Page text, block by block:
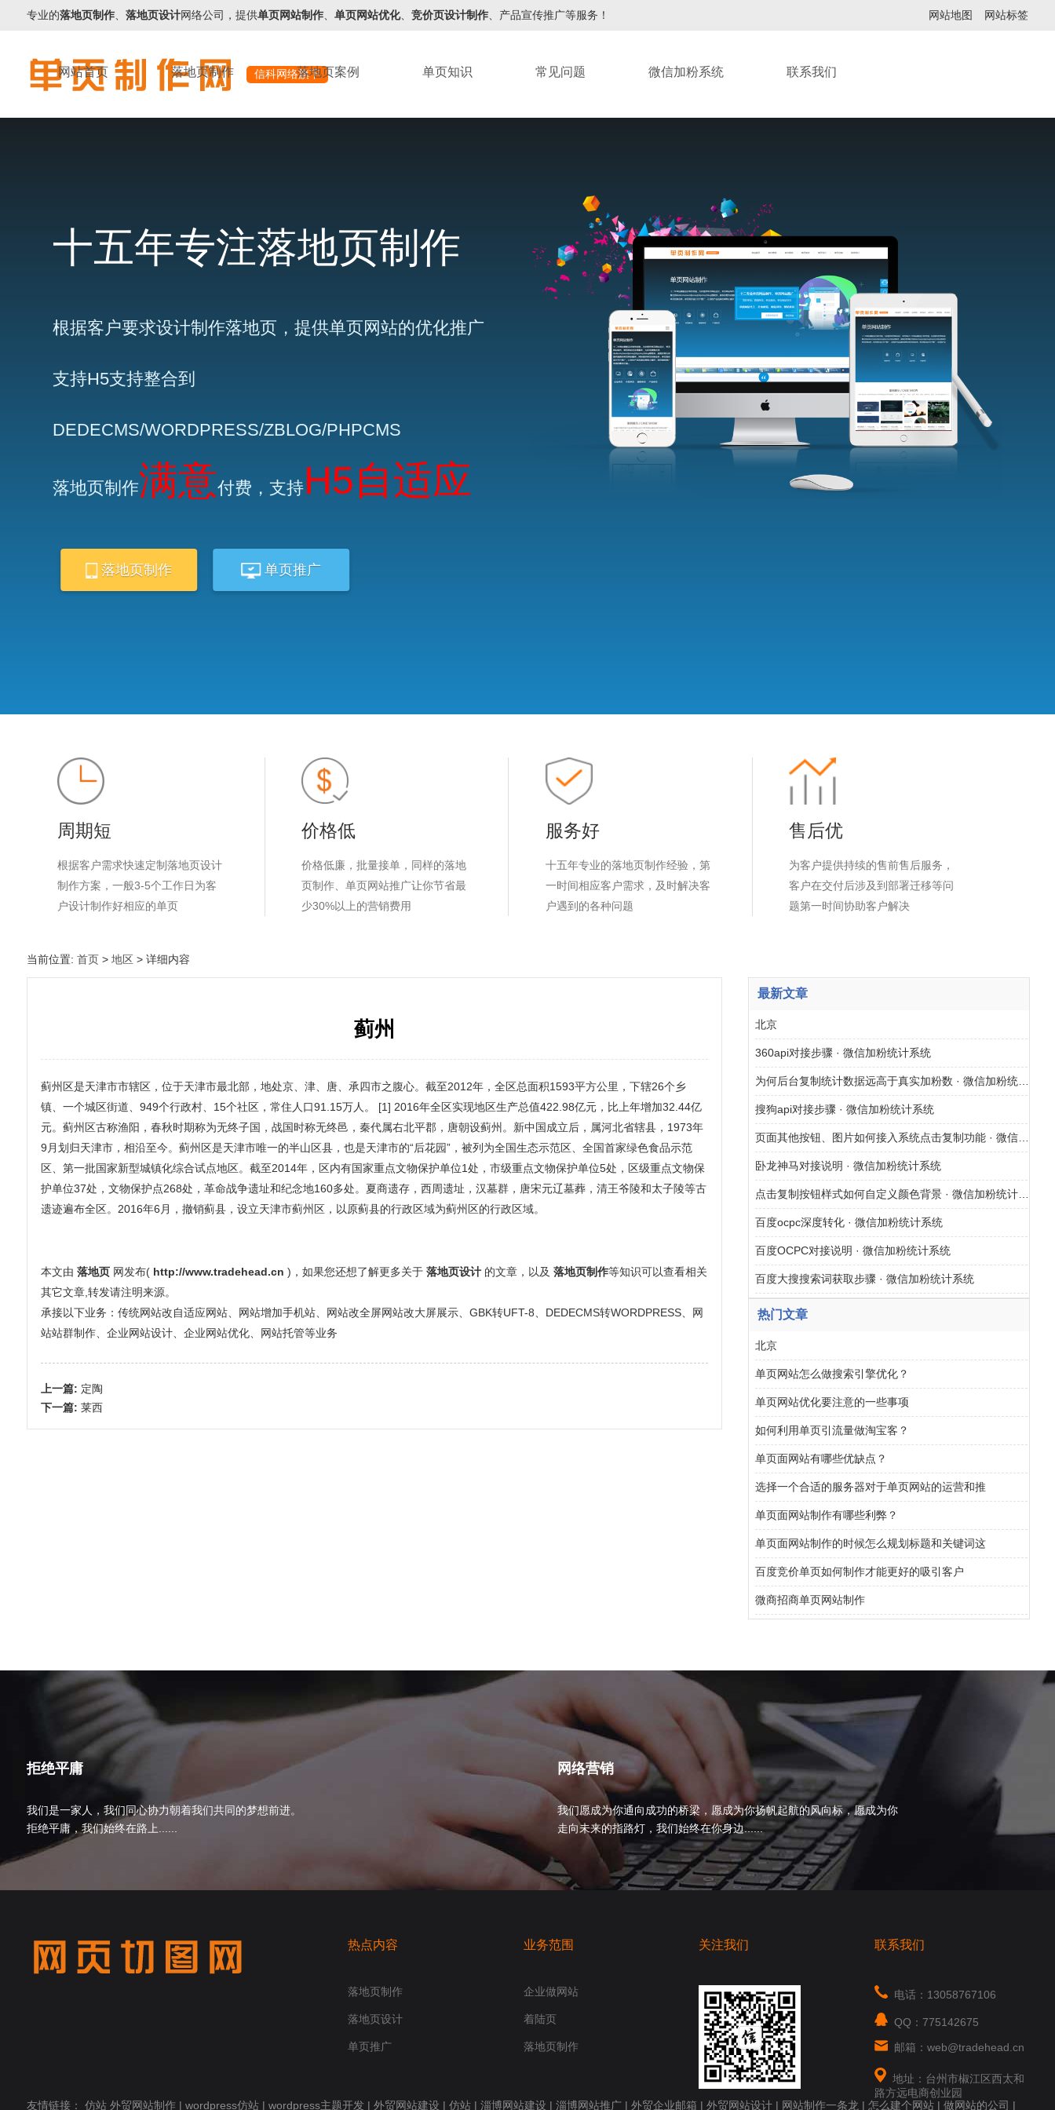
专业的落地页制作、 落地页设计网络公司，提供单页网站制作、 单页网站优化、 竞价页设计制作、产品宣传推广等服务！ 网站地图 网站标签
信科网络旗下
网站首页 落地页制作 落地页案例 单页知识 常见问题 微信加粉系统 联系我们
十五年专注落地页制作
根据客户要求设计制作落地页，提供单页网站的优化推广
支持H5支持整合到
DEDECMS/WORDPRESS/ZBLOG/PHPCMS
落地页制作满意付费，支持H5自适应
落地页制作 单页推广
周期短
根据客户需求快速定制落地页设计
制作方案，一般3-5个工作日为客
户设计制作好相应的单页
价格低
价格低廉，批量接单，同样的落地
页制作、单页网站推广让你节省最
少30%以上的营销费用
服务好
十五年专业的落地页制作经验，第
一时间相应客户需求，及时解决客
户遇到的各种问题
售后优
为客户提供持续的售前售后服务，
客户在交付后涉及到部署迁移等问
题第一时间协助客户解决
当前位置: 首页> 地区> 详细内容
蓟州
蓟州区是天津市市辖区，位于天津市最北部，地处京、津、唐、承四市之腹心。截至2012年，全区总面积1593平方公里，下辖26个乡
镇、一个城区街道、949个行政村、15个社区，常住人口91.15万人。 [1] 2016年全区实现地区生产总值422.98亿元，比上年增加32.44亿
元。蓟州区古称渔阳，春秋时期称为无终子国，战国时称无终邑，秦代属右北平郡，唐朝设蓟州。新中国成立后，属河北省辖县，1973年
9月划归天津市，相沿至今。蓟州区是天津市唯一的半山区县，也是天津市的“后花园”，被列为全国生态示范区、全国首家绿色食品示范
区、第一批国家新型城镇化综合试点地区。截至2014年，区内有国家重点文物保护单位1处，市级重点文物保护单位5处，区级重点文物保
护单位37处，文物保护点268处，革命战争遗址和纪念地160多处。夏商遗存，西周遗址，汉墓群，唐宋元辽墓葬，清王爷陵和太子陵等古
遗迹遍布全区。2016年6月，撤销蓟县，设立天津市蓟州区，以原蓟县的行政区域为蓟州区的行政区域。
本文由 落地页 网发布( http://www.tradehead.cn )，如果您还想了解更多关于落地页设计 的文章，以及落地页制作等知识可以查看相关
其它文章,转发请注明来源。
承接以下业务：传统网站改自适应网站、网站增加手机站、网站改全屏网站改大屏展示、GBK转UFT-8、DEDECMS转WORDPRESS、网
站站群制作、企业网站设计、企业网站优化、网站托管等业务
上一篇: 定陶
下一篇:莱西
最新文章
北京
360api对接步骤 · 微信加粉统计系统
为何后台复制统计数据远高于真实加粉数 · 微信加粉统计系统
搜狗api对接步骤 · 微信加粉统计系统
页面其他按钮、图片如何接入系统点击复制功能 · 微信加粉统计系统
卧龙神马对接说明 · 微信加粉统计系统
点击复制按钮样式如何自定义颜色背景 · 微信加粉统计系统
百度ocpc深度转化 · 微信加粉统计系统
百度OCPC对接说明 · 微信加粉统计系统
百度大搜搜索词获取步骤 · 微信加粉统计系统
热门文章
北京
单页网站怎么做搜索引擎优化？
单页网站优化要注意的一些事项
如何利用单页引流量做淘宝客？
单页面网站有哪些优缺点？
选择一个合适的服务器对于单页网站的运营和推
单页面网站制作有哪些利弊？
单页面网站制作的时候怎么规划标题和关键词这
百度竞价单页如何制作才能更好的吸引客户
微商招商单页网站制作
拒绝平庸
我们是一家人，我们同心协力朝着我们共同的梦想前进。
拒绝平庸，我们始终在路上......
网络营销
我们愿成为你通向成功的桥梁，愿成为你扬帆起航的风向标，愿成为你
走向未来的指路灯，我们始终在你身边......
热点内容
落地页制作
落地页设计
单页推广
业务范围
企业做网站
着陆页
落地页制作
关注我们 联系我们
电话：13058767106
QQ：775142675
邮箱：web@tradehead.cn
地址：台州市椒江区西太和
路方远电商创业园
友情链接： 仿站 外贸网站制作| wordpress仿站| wordpress主题开发| 外贸网站建设 | 仿站| 淄博网站建设 | 淄博网站推广| 外贸企业邮箱 | 外贸网站设计| 网站制作一条龙 | 怎么建个网站| 做网站的公司 |